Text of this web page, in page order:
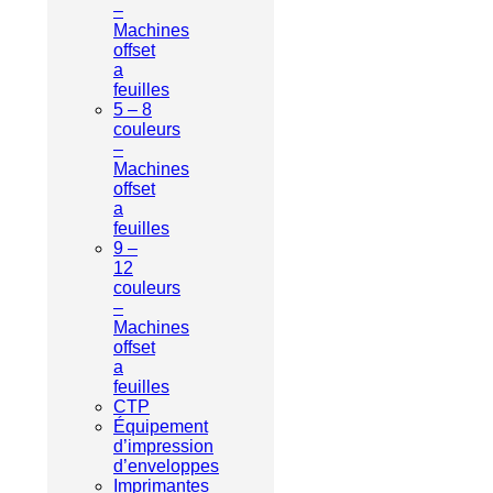
–
Machines
offset
a
feuilles
5 – 8
couleurs
–
Machines
offset
a
feuilles
9 –
12
couleurs
–
Machines
offset
a
feuilles
CTP
Équipement
d’impression
d’enveloppes
Imprimantes